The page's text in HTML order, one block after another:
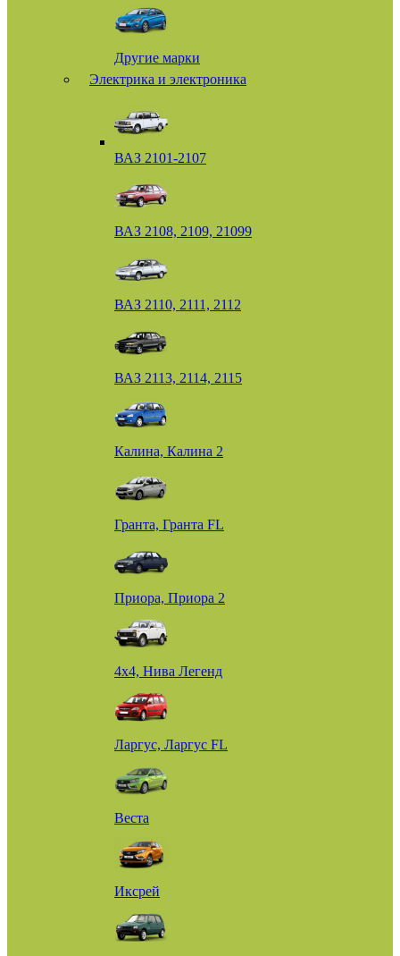
Другие марки
Электрика и электроника
ВАЗ 2101-2107
ВАЗ 2108, 2109, 21099
ВАЗ 2110, 2111, 2112
ВАЗ 2113, 2114, 2115
Калина, Калина 2
Гранта, Гранта FL
Приора, Приора 2
4х4, Нива Легенд
Ларгус, Ларгус FL
Веста
Иксрей